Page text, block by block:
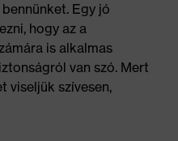
Egy jó
hogy az a
is alkalmas
van szó. Mert
viseljük szívesen,